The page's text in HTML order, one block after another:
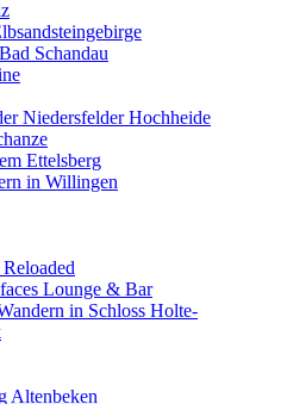
Schandau
Niedersfelder Hochheide
Ettelsberg
in Willingen
Lounge & Bar
in Schloss Holte-
Altenbeken